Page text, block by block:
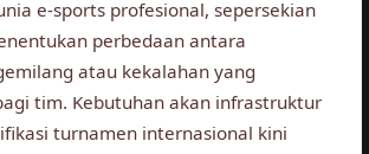
e-sports profesional, sepersekian
perbedaan antara
atau kekalahan yang
tim. Kebutuhan akan infrastruktur
turnamen internasional kini